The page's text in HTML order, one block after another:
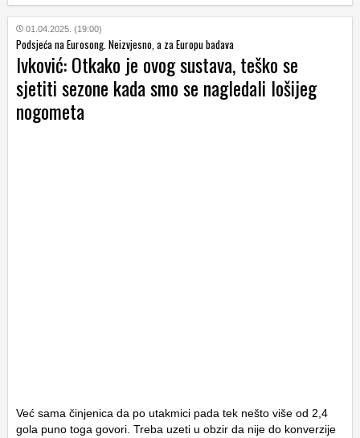
01.04.2025. (19:00)
Podsjeća na Eurosong. Neizvjesno, a za Europu badava
Ivković: Otkako je ovog sustava, teško se
sjetiti sezone kada smo se nagledali lošijeg
nogometa
Već sama činjenica da po utakmici pada tek nešto više od 2,4
gola puno toga govori. Treba uzeti u obzir da nije do konverzije